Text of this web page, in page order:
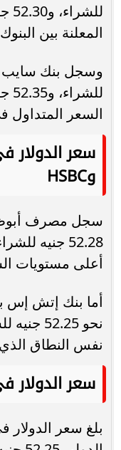
المعلنة بين
السعر
سعر الدولار
وHSBC
سجل مصرف
أعلى مستويات
أما بنك إتش إس
نفس النطاق
سعر الدولار
بلغ سعر الدولار